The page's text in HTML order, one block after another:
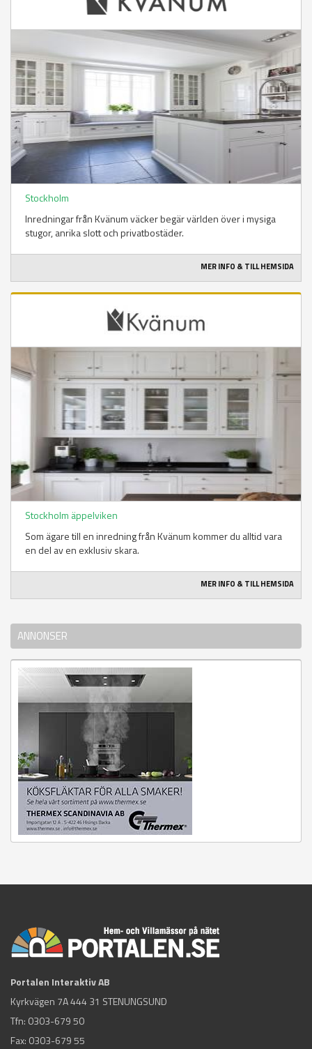
Stockholm
Inredningar från Kvänum väcker begär världen över i mysiga
stugor, anrika slott och privatbostäder.
MER INFO & TILL HEMSIDA
Stockholm äppelviken
Som ägare till en inredning från Kvänum kommer du alltid vara
en del av en exklusiv skara.
MER INFO & TILL HEMSIDA
ANNONSER
Portalen Interaktiv AB
Kyrkvägen 7A 444 31 STENUNGSUND
Tfn: 0303-679 50
Fax: 0303-679 55